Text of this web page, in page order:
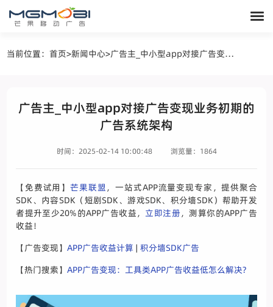
当前位置：首页>新闻中心> 广告主_中小型app对接广告变现业务初期的广告系统架构
广告主_中小型app对接广告变现业务初期的
广告系统架构
时间：2025-02-14 10:00:48 浏览量：1864
【免费试用】芒果联盟，一站式APP流量变现专家，提供聚合
SDK、内容SDK（短剧SDK、游戏SDK、积分墙SDK）帮助开发
者提升至少20%的APP广告收益， 立即注册，测算你的APP广告
收益！
【广告变现】APP广告收益计算 |积分墙SDK广告
【热门搜索】APP广告变现：工具类APP广告收益低怎么解决?